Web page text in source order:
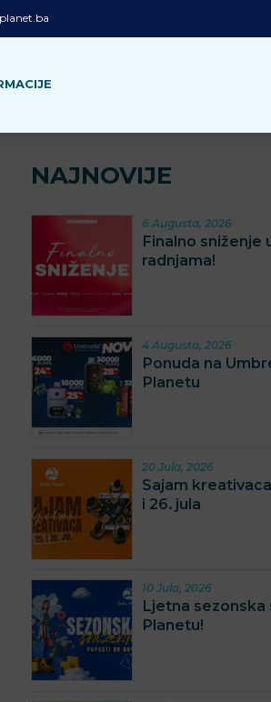
NAJNOVIJE
6 Augusta, 2026
Finalno sniženje
radnjama!
4 Augusta, 2026
Ponuda na
Planetu
20 Jula, 2026
Sajam
i 26. jula
10 Jula, 2026
Ljetna sezonska
Planetu!